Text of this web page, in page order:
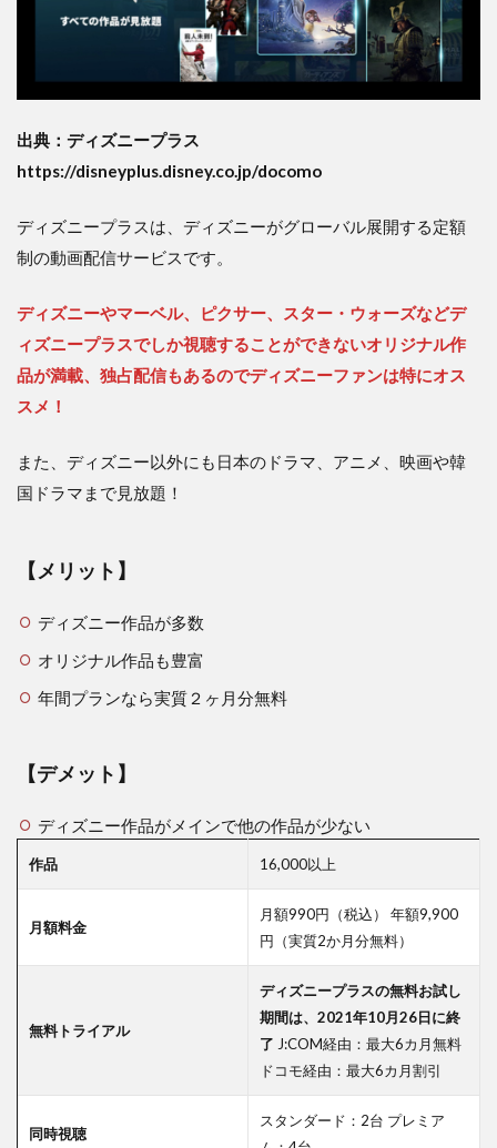
出典：ディズニープラス
https://disneyplus.disney.co.jp/docomo
ディズニープラスは、ディズニーがグローバル展開する定額
制の動画配信サービスです。
ディズニーやマーベル、ピクサー、スター・ウォーズなどデ
ィズニープラスでしか視聴することができないオリジナル作
品が満載、独占配信もあるのでディズニーファンは特にオス
スメ！
また、ディズニー以外にも日本のドラマ、アニメ、映画や韓
国ドラマまで見放題！
【メリット】
ディズニー作品が多数
オリジナル作品も豊富
年間プランなら実質２ヶ月分無料
【デメット】
ディズニー作品がメインで他の作品が少ない
作品 16,000以上
月額料金
月額990円（税込） 年額9,900
円（実質2か月分無料）
無料トライアル
ディズニープラスの無料お試し
期間は、 2021年10月26日に終
了 J:COM経由：最大6カ月無料
ドコモ経由：最大6カ月割引
同時視聴
スタンダード：2台 プレミア